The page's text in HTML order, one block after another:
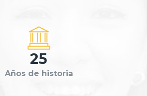
25
Años de historia